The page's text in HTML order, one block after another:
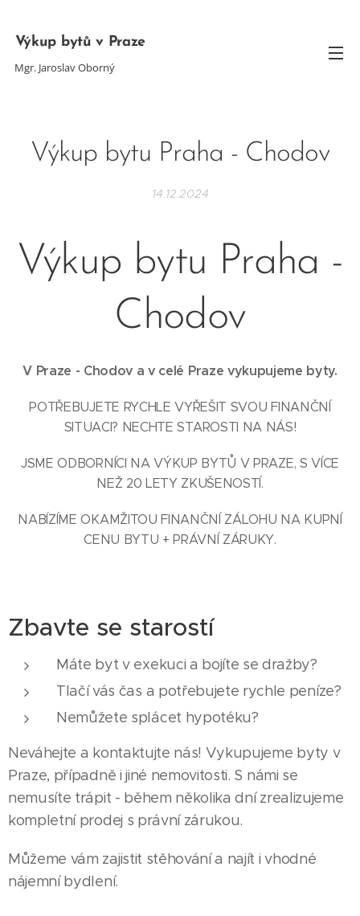
Výkup bytů v Praze
Mgr. Jaroslav Oborný
Výkup bytu Praha - Chodov
14.12.2024
Výkup bytu Praha -
Chodov
V Praze - Chodov a v celé Praze vykupujeme byty.
POTŘEBUJETE RYCHLE VYŘEŠIT SVOU FINANČNÍ
SITUACI? NECHTE STAROSTI NA NÁS!
JSME ODBORNÍCI NA VÝKUP BYTŮ V PRAZE, S VÍCE
NEŽ 20 LETY ZKUŠENOSTÍ.
NABÍZÍME OKAMŽITOU FINANČNÍ ZÁLOHU NA KUPNÍ
CENU BYTU + PRÁVNÍ ZÁRUKY.
Zbavte se starostí
Máte byt v exekuci a bojíte se dražby?
Tlačí vás čas a potřebujete rychle peníze?
Nemůžete splácet hypotéku?
Neváhejte a kontaktujte nás! Vykupujeme byty v
Praze, případně i jiné nemovitosti. S námi se
nemusíte trápit - během několika dní zrealizujeme
kompletní prodej s právní zárukou.
Můžeme vám zajistit stěhování a najít i vhodné
nájemní bydlení.